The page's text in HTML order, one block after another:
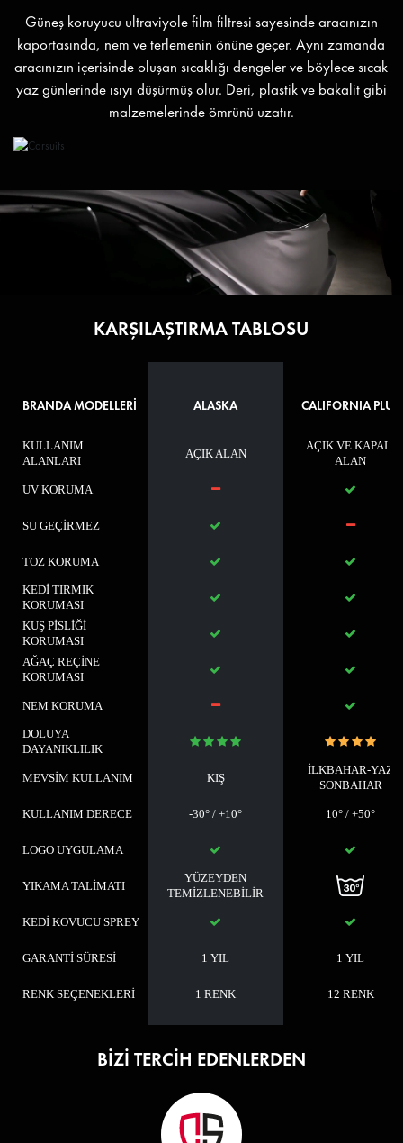
Güneş koruyucu ultraviyole film filtresi sayesinde aracınızın
kaportasında, nem ve terlemenin önüne geçer. Aynı zamanda
aracınızın içerisinde oluşan sıcaklığı dengeler ve böylece sıcak
yaz günlerinde ısıyı düşürmüş olur. Deri, plastik ve bakalit gibi
malzemelerinde ömrünü uzatır.
KARŞILAŞTIRMA TABLOSU
BRANDA MODELLERİ
KULLANIM
ALANLARI
UV KORUMA
SU GEÇİRMEZ
TOZ KORUMA
KEDİ TIRMIK
KORUMASI
KUŞ PİSLİĞİ
KORUMASI
AĞAÇ REÇİNE
KORUMASI
NEM KORUMA
DOLUYA
DAYANIKLILIK
MEVSİM KULLANIM
KULLANIM DERECE
LOGO UYGULAMA
YIKAMA TALİMATI
KEDİ KOVUCU SPREY
GARANTİ SÜRESİ
RENK SEÇENEKLERİ
ALASKA
AÇIK ALAN
KIŞ
-30° / +10°
YÜZEYDEN
TEMİZLENEBİLİR
1 YIL
1 RENK
CALIFORNIA PLUS
AÇIK VE KAPALI
ALAN
İLKBAHAR-YAZ
SONBAHAR
10° / +50°
1 YIL
12 RENK
BİZİ TERCİH EDENLERDEN